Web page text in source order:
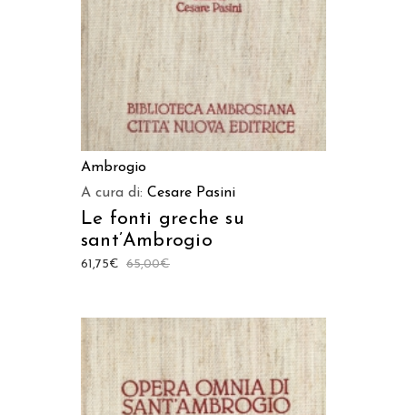
Ambrogio
A cura di: Cesare Pasini
Le fonti greche su
sant’Ambrogio
65,00€
61,75€